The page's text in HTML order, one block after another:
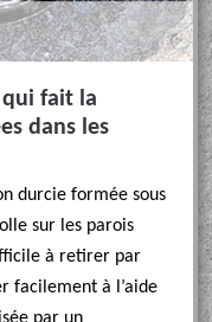
qui fait la
dans les
durcie formée sous
sur les parois
à retirer par
facilement à l’aide